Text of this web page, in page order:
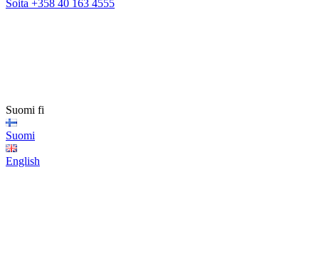
Soita +358 40 163 4555
Suomi fi
Suomi
English